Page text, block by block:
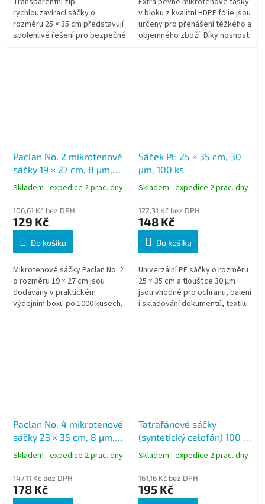
rychlouzavírací sáčky o
rozměru 25 × 35 cm představují
spolehlivé řešení pro bezpečné
v bloku z kvalitní HDPE fólie jsou
určeny pro přenášení těžkého a
objemného zboží. Díky nosnosti
Paclan No. 2 mikrotenové
sáčky 19 × 27 cm, 8 µm,
1000 ks
Skladem - expedice 2 prac. dny
106,61 Kč bez DPH
129 Kč
Do košíku
Mikrotenové sáčky Paclan No. 2
o rozměru 19 × 27 cm jsou
dodávány v praktickém
výdejním boxu po 1000 kusech,
Sáček PE 25 × 35 cm, 30
µm, 100 ks
Skladem - expedice 2 prac. dny
122,31 Kč bez DPH
148 Kč
Do košíku
Univerzální PE sáčky o rozměru
25 × 35 cm a tloušťce 30 µm
jsou vhodné pro ochranu, balení
i skladování dokumentů, textilu
Paclan No. 4 mikrotenové
sáčky 23 × 35 cm, 8 µm,
1000 ks
Skladem - expedice 2 prac. dny
147,11 Kč bez DPH
178 Kč
Tatrafánové sáčky
(syntetický celofán) 100 ×
170 mm, křížové dno, čiré,
Skladem - expedice 2 prac. dny
161,16 Kč bez DPH
195 Kč